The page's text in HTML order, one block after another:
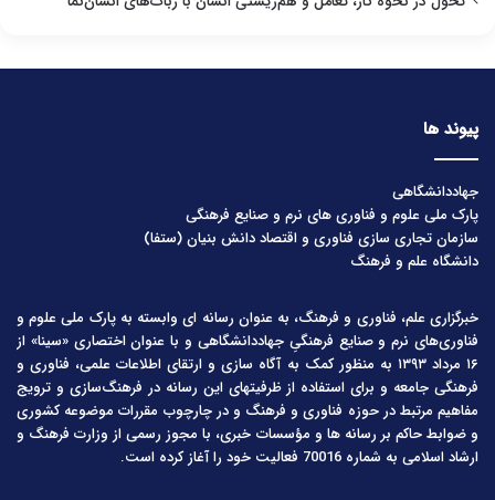
پیوند ها
جهاددانشگاهی
پارک ملی علوم و فناوری های نرم و صنایع فرهنگی
سازمان تجاری سازی فناوری و اقتصاد دانش بنیان (ستفا)
دانشگاه علم و فرهنگ
خبرگزاری علم، فناوری و فرهنگ، به عنوان رسانه ای وابسته به پارک ملی علوم و
فناوری‌های نرم و صنایع فرهنگیِ جهاددانشگاهی و با عنوان اختصاری «سینا» از
۱۶ مرداد ۱۳۹۳ به منظور کمک به آگاه سازی و ارتقای اطلاعات علمی، فناوری و
فرهنگی جامعه و برای استفاده از ظرفیتهای این رسانه در فرهنگ‌سازی و ترویج
مفاهیم مرتبط در حوزه فناوری و فرهنگ و در چارچوب مقررات موضوعه کشوری
و ضوابط حاکم بر رسانه ها و مؤسسات خبری، با مجوز رسمی از وزارت فرهنگ و
ارشاد اسلامی به شماره 70016 فعالیت خود را آغاز کرده است.